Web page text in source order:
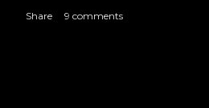
Share 9 comments